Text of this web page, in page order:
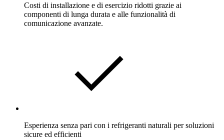
Costi di installazione e di esercizio ridotti grazie ai
componenti di lunga durata e alle funzionalità di
comunicazione avanzate.
Esperienza senza pari con i refrigeranti naturali per soluzioni
sicure ed efficienti